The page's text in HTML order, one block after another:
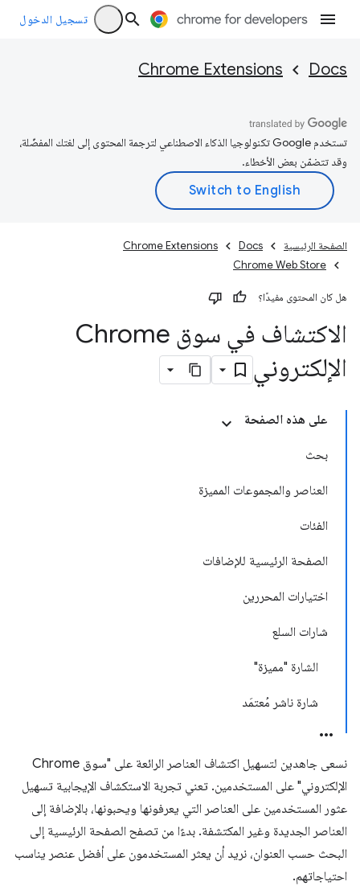
تسجيل الدخول
Docs
Chrome Extensions
تستخدم Google تكنولوجيا الذكاء الاصطناعي لترجمة المحتوى إلى لغتك المفضّلة،
وقد تتضمّن بعض الأخطاء.
الصفحة الرئيسية Docs
Chrome Extensions
Chrome Web Store
هل كان المحتوى مفيدًا؟
الاكتشاف في سوق Chrome
الإلكتروني
على هذه الصفحة
بحث
العناصر والمجموعات المميزة
الفئات
الصفحة الرئيسية للإضافات
اختيارات المحررين
شارات السلع
الشارة "مميزة"
شارة ناشر مُعتمَد
نسعى جاهدين لتسهيل اكتشاف العناصر الرائعة على "سوق Chrome
الإلكتروني" على المستخدمين. تعني تجربة الاستكشاف الإيجابية تسهيل
عثور المستخدمين على العناصر التي يعرفونها ويحبونها، بالإضافة إلى
العناصر الجديدة وغير المكتشفة. بدءًا من تصفح الصفحة الرئيسية إلى
البحث حسب العنوان، نريد أن يعثر المستخدمون على أفضل عنصر يناسب
احتياجاتهم.